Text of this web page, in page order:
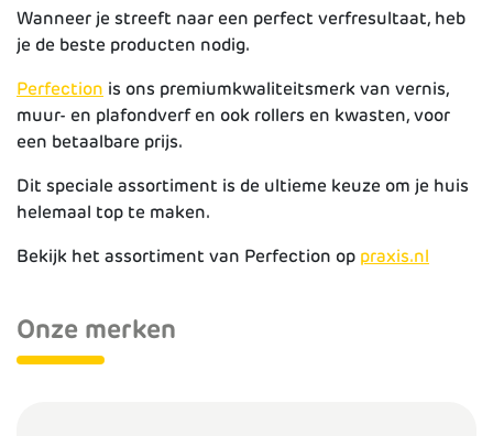
Wanneer je streeft naar een perfect verfresultaat, heb
je de beste producten nodig.
Perfection is ons premiumkwaliteitsmerk van vernis,
muur- en plafondverf en ook rollers en kwasten, voor
een betaalbare prijs.
Dit speciale assortiment is de ultieme keuze om je huis
helemaal top te maken.
Bekijk het assortiment van Perfection op praxis.nl
Onze merken